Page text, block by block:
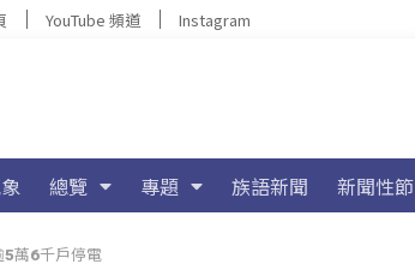
YouTube 頻道 Instagram
總覽 專題 族語新聞 新聞性
5萬6千戶停電